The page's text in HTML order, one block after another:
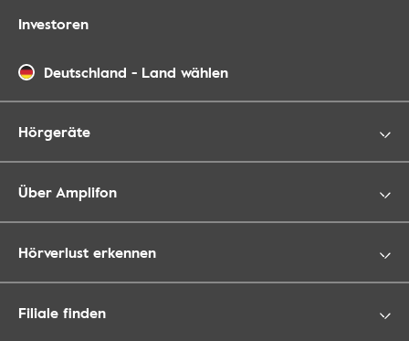
Investoren
Deutschland - Land wählen
Hörgeräte
Über Amplifon
Hörverlust erkennen
Filiale finden